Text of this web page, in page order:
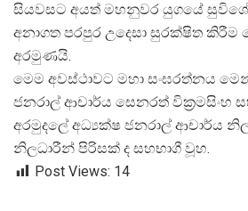
සියවසට අයත් මහනුවර යුගයේ
අනාගත පරපුර උදෙසා සුරක්ෂිත
අරමුණයි.
මෙම අවස්ථාවට මහා සංඝරත්නය
ජනරාල් ආචාර්ය සෙනරත් වික්රමසිංහ
අරමුදලේ අධ්යක්ෂ ජනරාල් ආචාර්ය
නිලධාරීන් පිරිසක් ද සහභාගී වූහ.
Post Views: 14